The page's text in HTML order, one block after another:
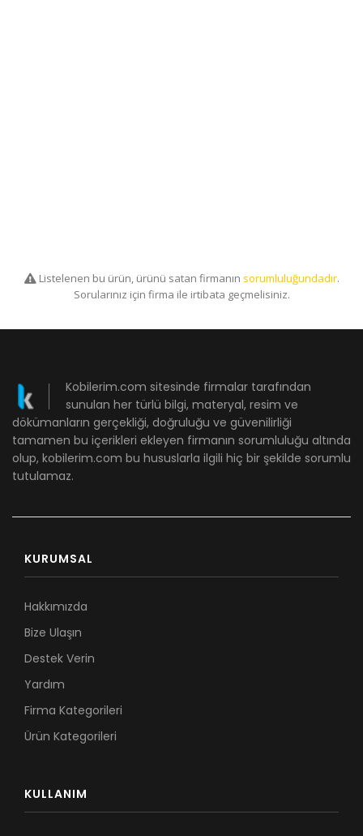
Listelenen bu ürün, ürünü satan firmanın sorumluluğundadır.
Sorularınız için firma ile irtibata geçmelisiniz.
Kobilerim.com sitesinde firmalar tarafından
sunulan her türlü bilgi, materyal, resim ve
dökümanların gerçekliği, doğruluğu ve güvenilirliği
tamamen bu içerikleri ekleyen firmanın sorumluluğu altında
olup, kobilerim.com bu hususlarla ilgili hiç bir şekilde sorumlu
tutulamaz.
KURUMSAL
Hakkımızda
Bize Ulaşın
Destek Verin
Yardım
Firma Kategorileri
Ürün Kategorileri
KULLANIM